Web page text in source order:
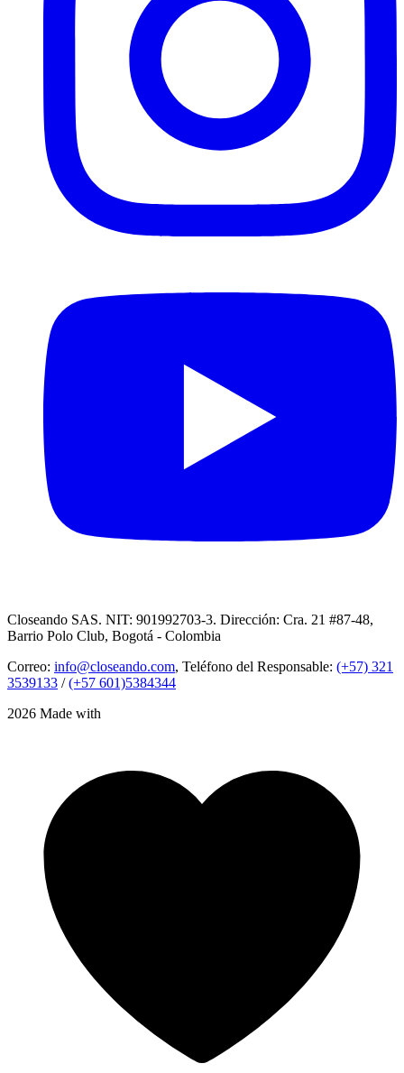
Closeando SAS. NIT: 901992703-3. Dirección: Cra. 21 #87-48,
Barrio Polo Club, Bogotá - Colombia
Correo: info@closeando.com, Teléfono del Responsable: (+57) 321
3539133 /(+57 601)5384344
2026 Made with